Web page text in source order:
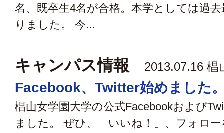
名、既卒生4名が合格。本学としては過
りました。 今...
キャンパス情報 2013.07.16 椙
Facebook、Twitter始めました
椙山女学園大学の公式Facebookおよび
ました。 ぜひ、「いいね！」、フォロ